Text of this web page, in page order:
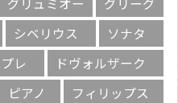
シベリウス
ソナタ
レ
ドヴォルザーク
ピアノ
フィリップス